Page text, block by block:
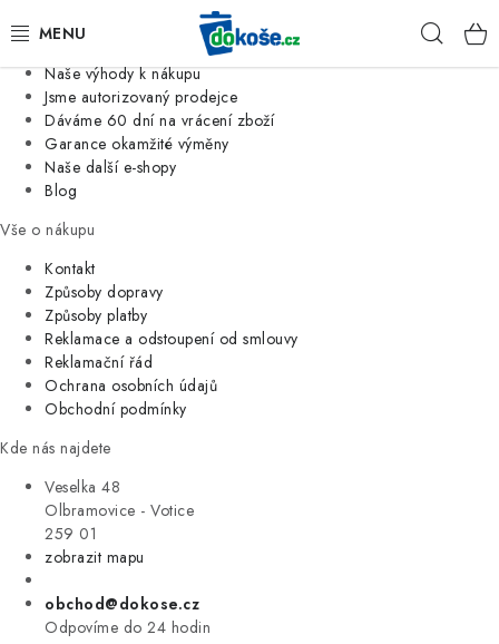
Jsme tradiční česká firma
Naše výhody k nákupu
Jsme autorizovaný prodejce
Dáváme 60 dní na vrácení zboží
Garance okamžité výměny
Naše další e-shopy
Blog
Vše o nákupu
Kontakt
Způsoby dopravy
Způsoby platby
Reklamace a odstoupení od smlouvy
Reklamační řád
Ochrana osobních údajů
Obchodní podmínky
Kde nás najdete
Veselka 48
Olbramovice - Votice
259 01
zobrazit mapu
obchod@dokose.cz
Odpovíme do 24 hodin
KOŠE
SÁČKY
KUCHYNĚ
ORGANIZACE
DOMÁCNOST
ÚKLID
VÝPRODEJ
ZNAČKY
Úvod Kontakt Blog